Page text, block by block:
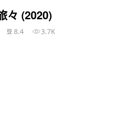
々 (2020)
8.4 3.7K